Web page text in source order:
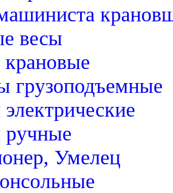
весы
грузоподъемные
ручные
Умелец